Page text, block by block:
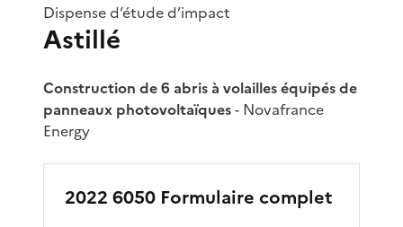
Dispense d’étude d’impact
Astillé
Construction de 6 abris à volailles équipés de
panneaux photovoltaïques- Novafrance
Energy
2022 6050 Formulaire complet